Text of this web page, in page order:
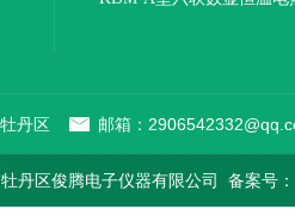
丹区 邮箱：
丹区俊腾电子仪器有限公司 备案号